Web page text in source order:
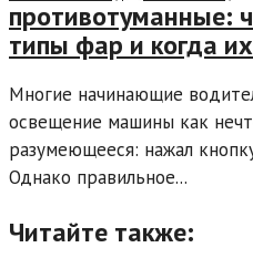
противотуманные:
типы фар и когда
Многие начинающие
освещение машины как
разумеющееся: нажал
Однако правильное...
Читайте также: